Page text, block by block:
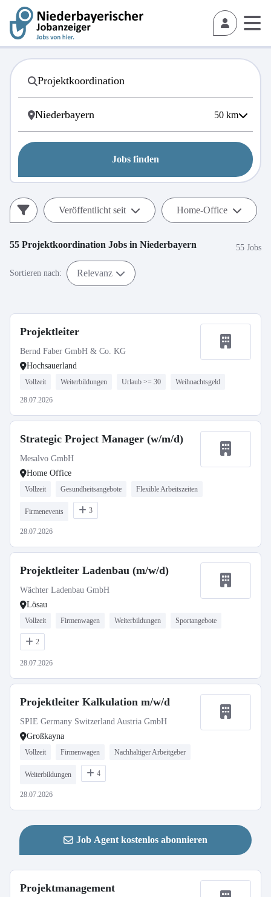
50 km
Jobs finden
Veröffentlicht seit Home-Office
55 Projektkoordination Jobs in Niederbayern 55 Jobs
Sortieren nach: Relevanz
Projektleiter
Bernd Faber GmbH & Co. KG
Hochsauerland
Vollzeit Weiterbildungen Urlaub >= 30 Weihnachtsgeld
28.07.2026
Strategic Project Manager (w/m/d)
Mesalvo GmbH
Home Office
Vollzeit Gesundheitsangebote Flexible Arbeitszeiten
Firmenevents 3
28.07.2026
Projektleiter Ladenbau (m/w/d)
Wächter Ladenbau GmbH
Lösau
Vollzeit Firmenwagen Weiterbildungen Sportangebote
2
28.07.2026
Projektleiter Kalkulation m/w/d
SPIE Germany Switzerland Austria GmbH
Großkayna
Vollzeit Firmenwagen Nachhaltiger Arbeitgeber
Weiterbildungen 4
28.07.2026
Job Agent kostenlos abonnieren
Projektmanagement